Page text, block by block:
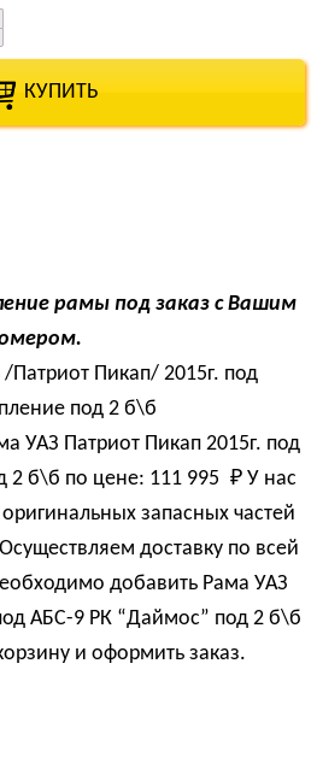
рамы под заказ с Вашим
Пикап/ 2015г. под
под 2 б\б
УАЗ Патриот Пикап 2015г. под
2 б\б по цене: 111 995 ₽ У нас
запасных частей
доставку по всей
добавить Рама УАЗ
АБС-9 РК “Даймос” под 2 б\б
и оформить заказ.